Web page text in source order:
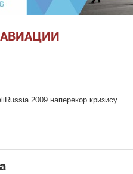
2009 наперекор кризису